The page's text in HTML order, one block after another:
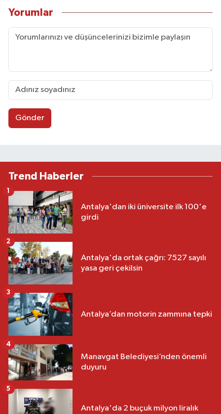
Yorumlar
Gönder
Trend Haberler
Antalya'dan iki üniversite ilk 100'e
girdi
1
Antalya'da ortak çağrı: 7527 sayılı
yasa geri çekilsin
2
Antalya’dan motorin zammına tepki
3
Manavgat Belediyesi’nden önemli
duyuru
4
Antalya'da 2 buçuk milyon liralık
5